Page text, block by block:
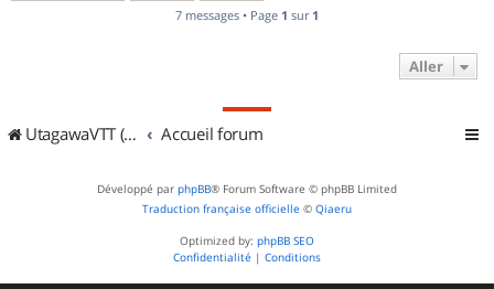
7 messages • Page 1 sur 1
Aller
UtagawaVTT (Randos VTT et VTTAE avec traces GPS) Accueil forum
Développé par phpBB® Forum Software © phpBB Limited
Traduction française officielle © Qiaeru
Optimized by: phpBB SEO
Confidentialité | Conditions